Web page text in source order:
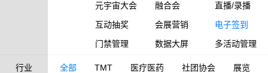
元宇宙大会
融合会
直播/录播
互动抽奖
会展营销
电子签到
门禁管理
数据大屏 多活动管理
行业 全部 TMT 医疗医药 社团协会 展览